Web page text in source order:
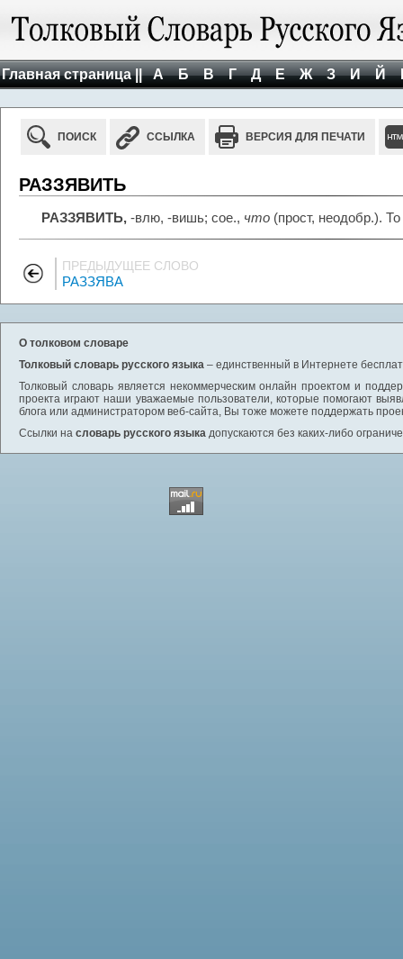
Главная страница || А Б В Г Д Е Ж З И Й
ПОИСК ССЫЛКА ВЕРСИЯ ДЛЯ ПЕЧАТИ
РАЗЗЯВИТЬ
РАЗЗЯВИТЬ, -влю, -вишь; сое., что (прост, неодобр.).
ПРЕДЫДУЩЕЕ СЛОВО
РАЗЗЯВА
О толковом словаре
Толковый словарь русского языка – единственный в Интернете
Толковый словарь является некоммерческим онлайн проектом и
проекта играют наши уважаемые пользователи, которые помогают
блога или администратором веб-сайта, Вы тоже можете поддержать
Ссылки на словарь русского языка допускаются без каких-либо